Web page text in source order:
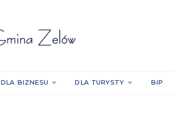
DLA BIZNESU DLA TURYSTY BIP